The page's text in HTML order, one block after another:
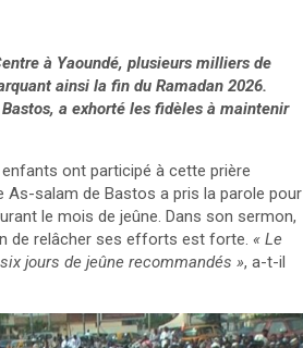
à Yaoundé, plusieurs milliers de
ainsi la fin du Ramadan 2026.
a exhorté les fidèles à maintenir
ont participé à cette prière
As-salam de Bastos a pris la parole pour
le mois de jeûne. Dans son sermon,
de relâcher ses efforts est forte. « Le
jours de jeûne recommandés », a-t-il